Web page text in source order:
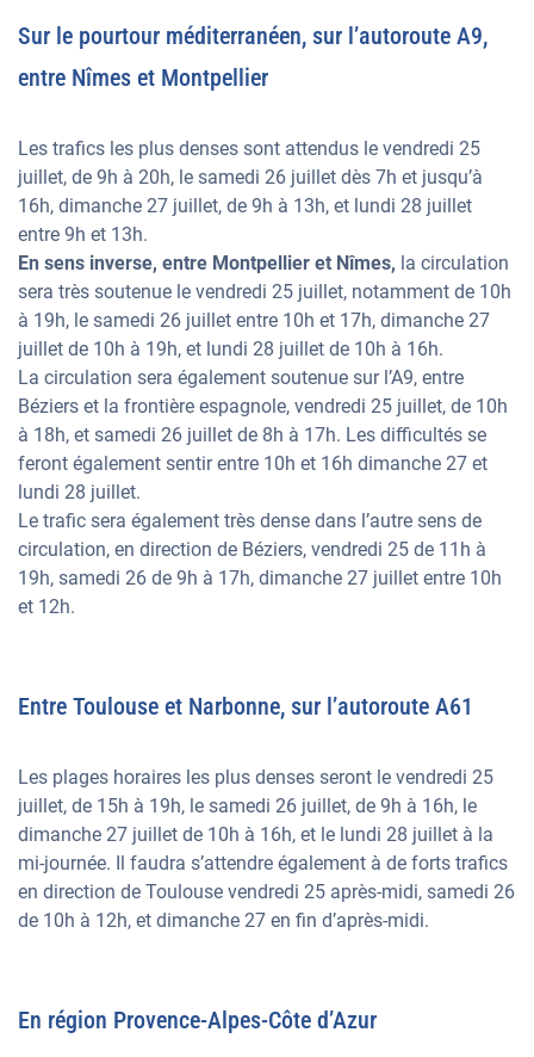
Sur le pourtour méditerranéen, sur l’autoroute A9,
entre Nîmes et Montpellier
Les trafics les plus denses sont attendus le vendredi 25
juillet, de 9h à 20h, le samedi 26 juillet dès 7h et jusqu’à
16h, dimanche 27 juillet, de 9h à 13h, et lundi 28 juillet
entre 9h et 13h.
En sens inverse, entre Montpellier et Nîmes, la circulation
sera très soutenue le vendredi 25 juillet, notamment de 10h
à 19h, le samedi 26 juillet entre 10h et 17h, dimanche 27
juillet de 10h à 19h, et lundi 28 juillet de 10h à 16h.
La circulation sera également soutenue sur l’A9, entre
Béziers et la frontière espagnole, vendredi 25 juillet, de 10h
à 18h, et samedi 26 juillet de 8h à 17h. Les difficultés se
feront également sentir entre 10h et 16h dimanche 27 et
lundi 28 juillet.
Le trafic sera également très dense dans l’autre sens de
circulation, en direction de Béziers, vendredi 25 de 11h à
19h, samedi 26 de 9h à 17h, dimanche 27 juillet entre 10h
et 12h.
Entre Toulouse et Narbonne, sur l’autoroute A61
Les plages horaires les plus denses seront le vendredi 25
juillet, de 15h à 19h, le samedi 26 juillet, de 9h à 16h, le
dimanche 27 juillet de 10h à 16h, et le lundi 28 juillet à la
mi-journée. Il faudra s’attendre également à de forts trafics
en direction de Toulouse vendredi 25 après-midi, samedi 26
de 10h à 12h, et dimanche 27 en fin d’après-midi.
En région Provence-Alpes-Côte d’Azur